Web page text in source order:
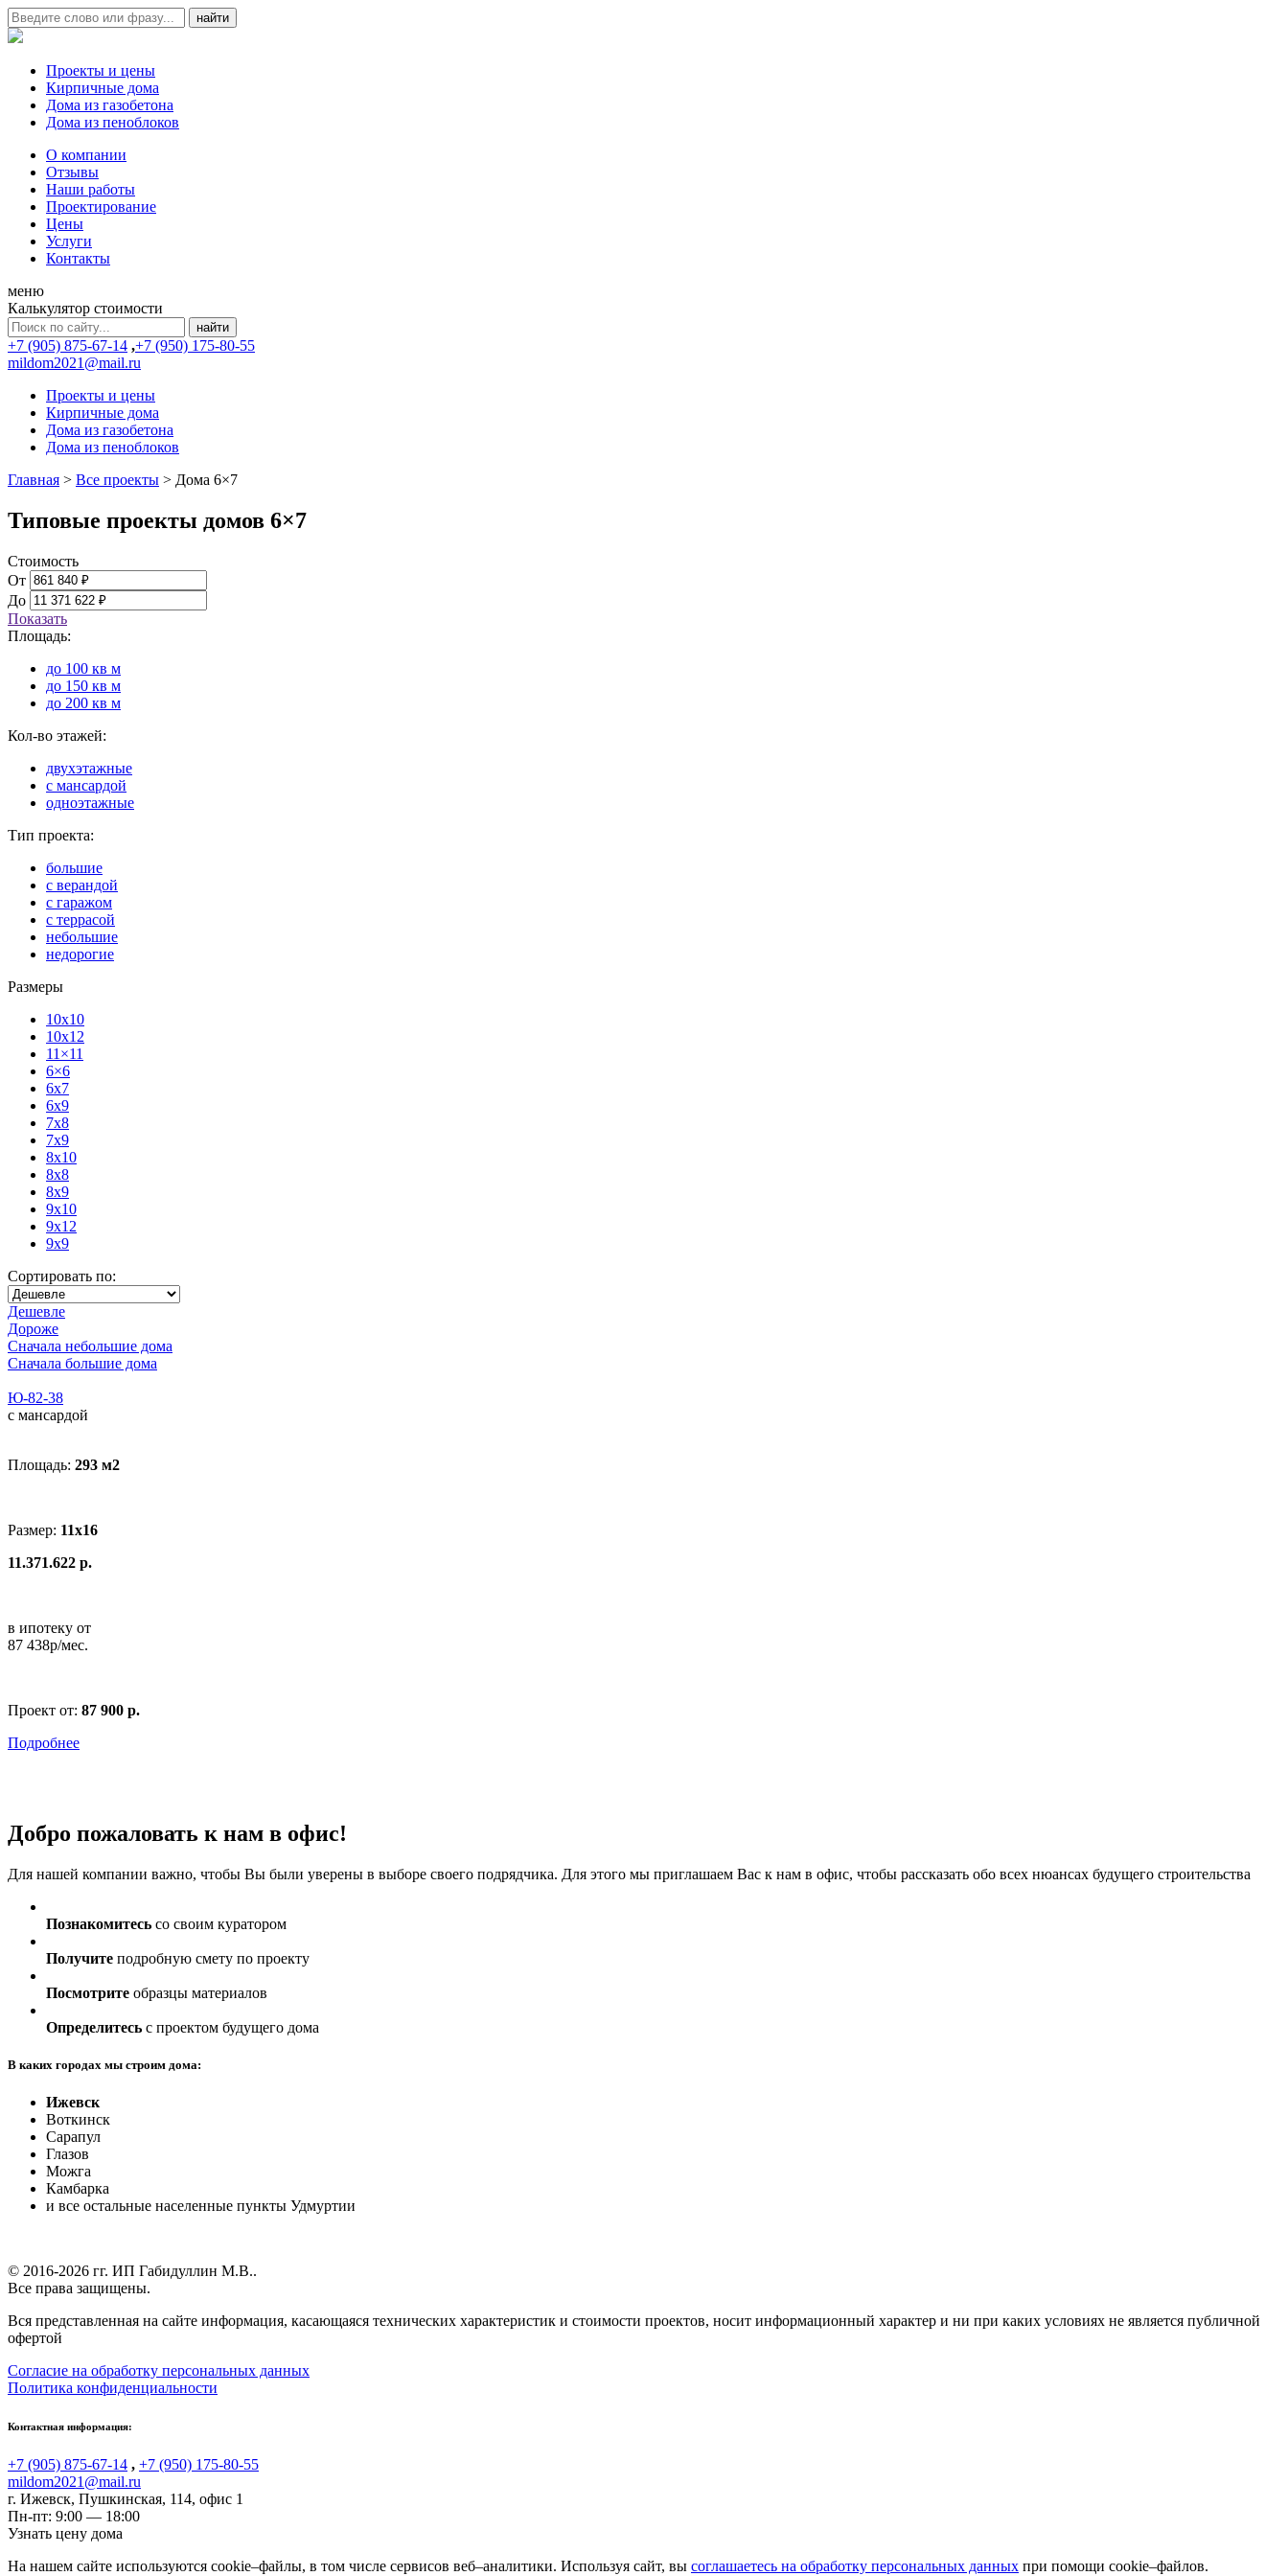
Проекты и цены
Кирпичные дома
Дома из газобетона
Дома из пеноблоков
О компании
Отзывы
Наши работы
Проектирование
Цены
Услуги
Контакты
меню
Калькулятор стоимости
+7 (905) 875-67-14 ,+7 (950) 175-80-55
mildom2021@mail.ru
Проекты и цены
Кирпичные дома
Дома из газобетона
Дома из пеноблоков
Главная > Все проекты > Дома 6×7
Типовые проекты домов 6×7
Стоимость
От
До
Показать
Площадь:
до 100 кв м
до 150 кв м
до 200 кв м
Кол-во этажей:
двухэтажные
с мансардой
одноэтажные
Тип проекта:
большие
с верандой
с гаражом
с террасой
небольшие
недорогие
Размеры
10x10
10x12
11×11
6×6
6x7
6x9
7x8
7x9
8x10
8x8
8x9
9x10
9x12
9x9
Сортировать по:
Дешевле
Дороже
Сначала небольшие дома
Сначала большие дома
Ю-82-38
с мансардой
Площадь: 293 м2
Размер: 11x16
11.371.622 р.
в ипотеку от
87 438р/мес.
Проект от: 87 900 р.
Подробнее
Добро пожаловать к нам в офис!
Для нашей компании важно, чтобы Вы были уверены в выборе своего подрядчика. Для этого мы приглашаем Вас к нам в офис, чтобы рассказать обо всех нюансах будущего строительства
Познакомитесь со своим куратором
Получите подробную смету по проекту
Посмотрите образцы материалов
Определитесь с проектом будущего дома
В каких городах мы строим дома:
Ижевск
Воткинск
Сарапул
Глазов
Можга
Камбарка
и все остальные населенные пункты Удмуртии
© 2016-2026 гг. ИП Габидуллин М.В..
Все права защищены.
Вся представленная на сайте информация, касающаяся технических характеристик и стоимости проектов, носит информационный характер и ни при каких условиях не является публичной
офертой
Согласие на обработку персональных данных
Политика конфиденциальности
Контактная информация:
+7 (905) 875-67-14 , +7 (950) 175-80-55
mildom2021@mail.ru
г. Ижевск, Пушкинская, 114, офис 1
Пн-пт: 9:00 — 18:00
Узнать цену дома
На нашем сайте используются cookie–файлы, в том числе сервисов веб–аналитики. Используя сайт, вы соглашаетесь на обработку персональных данных при помощи cookie–файлов.